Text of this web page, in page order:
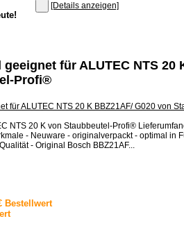
[Details anzeigen]
für ALUTEC NTS 20
Profi®
NTS 20 K von Staubbeutel-Profi®
- Neuware - originalverpackt - optimal in
- Original Bosch BBZ21AF...
Bestellwert